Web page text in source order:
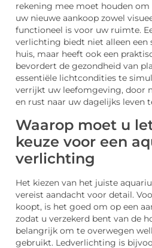
rekening mee moet houden
uw nieuwe aankoop zowel
functioneel is voor uw ruimte.
verlichting biedt niet alleen een
huis, maar heeft ook een
bevordert de gezondheid van
essentiële lichtcondities te
verrijkt uw leefomgeving, door
en rust naar uw dagelijks leven
Waarop moet u
keuze voor een
verlichting
Het kiezen van het juiste
vereist aandacht voor detail.
koopt, is het goed om op een
zodat u verzekerd bent van de
belangrijk om te overwegen
gebruikt. Ledverlichting is